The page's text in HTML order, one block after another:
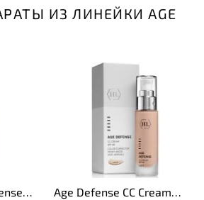
ИЗ ЛИНЕЙКИ AGE
Age Defense CC Cream